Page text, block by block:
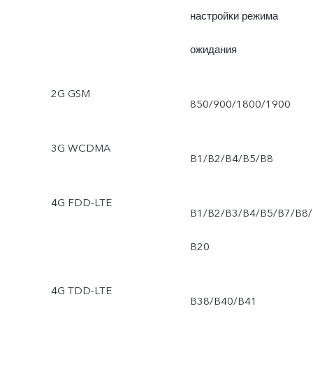
настройки режима
ожидания
2G GSM
850/900/1800/1900
3G WCDMA
B1/B2/B4/B5/B8
4G FDD-LTE
B1/B2/B3/B4/B5/B7/B8/
B20
4G TDD-LTE
B38/B40/B41